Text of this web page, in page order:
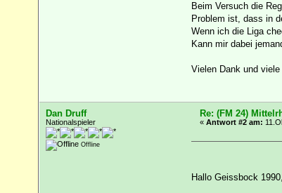
Beim Versuch die
Problem ist, dass in
Wenn ich die Liga
Kann mir dabei
Vielen Dank und viele
Dan Druff
Nationalspieler
Offline
Re: (FM 24)
« Antwort #2 am:
Hallo Geissbock 1990,